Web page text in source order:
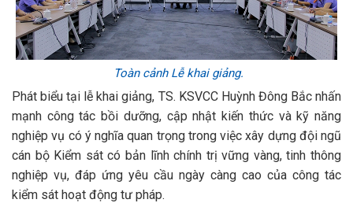
Toàn cảnh Lễ khai giảng.
Phát biểu tại lễ khai giảng, TS. KSVCC Huỳnh Đông Bắc nhấn
mạnh công tác bồi dưỡng, cập nhật kiến thức và kỹ năng
nghiệp vụ có ý nghĩa quan trọng trong việc xây dựng đội ngũ
cán bộ Kiểm sát có bản lĩnh chính trị vững vàng, tinh thông
nghiệp vụ, đáp ứng yêu cầu ngày càng cao của công tác
kiểm sát hoạt động tư pháp.